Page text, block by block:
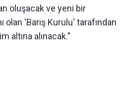
oluşacak ve yeni bir
olan 'Barış Kurulu' tarafından
altına alınacak."